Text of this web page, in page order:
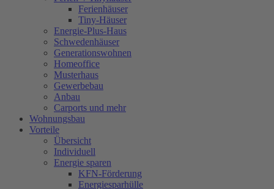
Ferienhäuser
Tiny-Häuser
Energie-Plus-Haus
Schwedenhäuser
Generationswohnen
Homeoffice
Musterhaus
Gewerbebau
Anbau
Carports und mehr
Wohnungsbau
Vorteile
Übersicht
Individuell
Energie sparen
KFN-Förderung
Energiesparhülle